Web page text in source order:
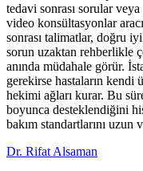
tedavi sonrası sorular
video konsültasyonlar
sonrası talimatlar, doğru
sorun uzaktan rehberlikle
anında müdahale görür.
gerekirse hastaların
hekimi ağları kurar. Bu
boyunca desteklendiğini
bakım standartlarını uzun
Dr. Rifat Alsaman